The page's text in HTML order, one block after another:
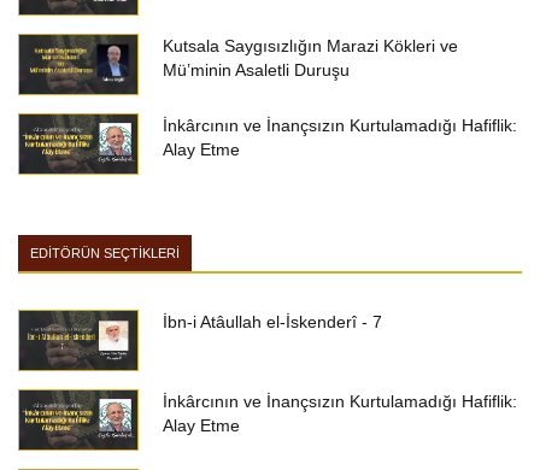
Kutsala Saygısızlığın Marazi Kökleri ve
Mü’minin Asaletli Duruşu
İnkârcının ve İnançsızın Kurtulamadığı Hafiflik:
Alay Etme
EDİTÖRÜN SEÇTİKLERİ
İbn-i Atâullah el-İskenderî - 7
İnkârcının ve İnançsızın Kurtulamadığı Hafiflik:
Alay Etme